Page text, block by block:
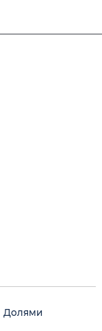
Долями